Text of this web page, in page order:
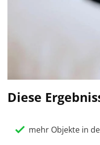
Diese
mehr Objekte in